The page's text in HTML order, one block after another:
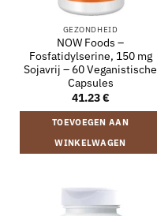
GEZONDHEID
NOW Foods –
Fosfatidylserine, 150 mg
Sojavrij – 60 Veganistische
Capsules
41.23€
TOEVOEGEN AAN
WINKELWAGEN